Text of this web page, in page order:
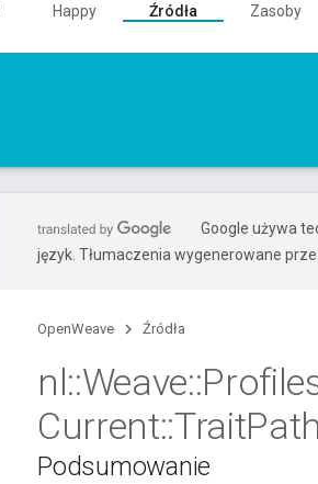
Happy Źródła
Zasoby
Google używa
język. Tłumaczenia wygenerowane
OpenWeave Źródła
nl::Weave::
Current::TraitPath
Podsumowanie